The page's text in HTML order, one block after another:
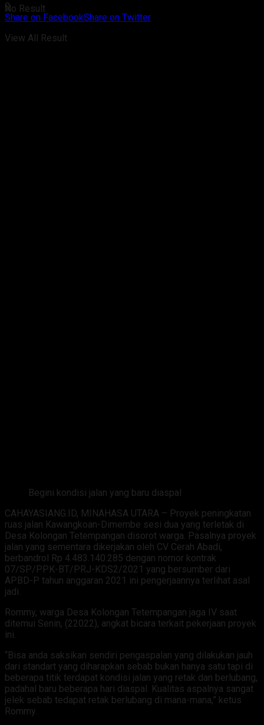
No Result
View All Result
0
Share on FacebookShare on Twitter
Begini kondisi jalan yang baru diaspal
CAHAYASIANG.ID, MINAHASA UTARA – Proyek peningkatan
ruas jalan Kawangkoan-Dimembe sesi dua yang terletak di
Desa Kolongan Tetempangan disorot warga. Pasalnya proyek
jalan yang sementara dikerjakan oleh CV Cerah Abadi,
berbandrol Rp 4.483.140.285 dengan nomor kontrak
07/SP/PPK-BT/PRJ-KDS2/2021 yang bersumber dari
APBD-P tahun anggaran 2021 ini pengerjaannya terlihat asal
jadi.
Rommy, warga Desa Kolongan Tetempangan jaga IV saat
ditemui Senin, (22022), angkat bicara terkait pekerjaan proyek
ini.
“Bisa anda saksikan sendiri pengaspalan yang dilakukan jauh
dari standart yang diharapkan sebab bukan hanya satu tapi di
beberapa titik terdapat kondisi jalan yang retak dan berlubang,
padahal baru beberapa hari diaspal. Kualitas aspalnya sangat
jelek sebab tedapat retak berlubang di mana-mana,” ketus
Rommy.